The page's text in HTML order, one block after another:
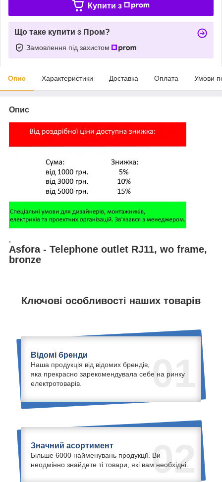
Купити з
Що таке купити з Пром?
Замовлення під захистом
Опис Характеристики Доставка Оплата Умови
Опис
Asfora - Telephone outlet RJ11, wo frame,
bronze
Ключові особливості наших товарів
01
Відомі бренди
Наша продукція від відомих брендів,
яка прекрасно зарекомендувала себе на ринку
електротоварів.
02
Значний асортимент
Більше 6000 найменувань продукції. Ви
неодмінно знайдете ті товари, які вам необхідні.